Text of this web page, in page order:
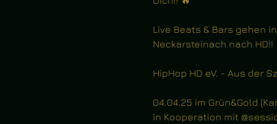
Live Beats & Bars gehen
Neckarsteinach nach HD!!
HipHop HD eV. - Aus der
04.04.25 im Grün&Gold
in Kooperation mit